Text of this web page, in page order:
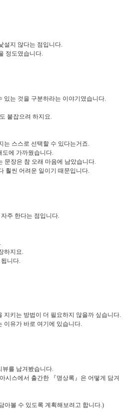
설지 않다는 점입니다.
정도였습니다.
있는 것을 구분하라는 이야기였습니다.
붙잡으려 하지요.
는 스스로 선택할 수 있다는거죠.
도에 가까웠습니다.
문장은 참 오래 마음에 남았습니다.
훨씬 어려운 일이기 때문입니다.
주 한다는 점입니다.
하지요.
니다.
지키는 방법이 더 필요하지 않을까 싶습니다.
이유가 바로 여기에 있습니다.
뷰를 남겨봤습니다.
시스에서 출간한 『명상록』은 어떻게 담겨
아볼 수 있도록 계획해보려고 합니다.)